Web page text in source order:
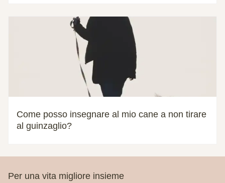
Come posso insegnare al mio cane a non tirare
al guinzaglio?
Per una vita migliore insieme